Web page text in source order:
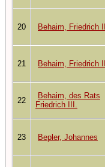
20 Behaim, Friedrich II.
21 Behaim, Friedrich II.
22
Behaim, des Rats
Friedrich III.
23 Bepler, Johannes